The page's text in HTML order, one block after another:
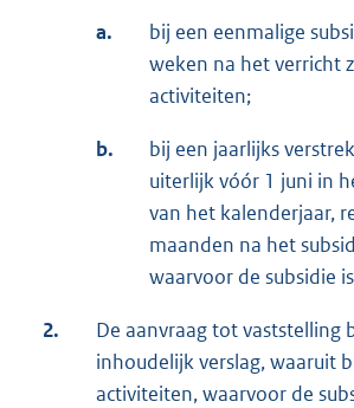
a.
bij een eenmalige
weken na het verricht
activiteiten;
b.
bij een jaarlijks
uiterlijk vóór 1 juni in
van het kalenderjaar,
maanden na het
waarvoor de subsidie
2.
De aanvraag tot vaststelling
inhoudelijk verslag, waaruit
activiteiten, waarvoor de